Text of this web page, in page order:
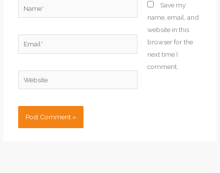
Website
Save my
name, email, and
website in this
browser for the
next time I
comment.